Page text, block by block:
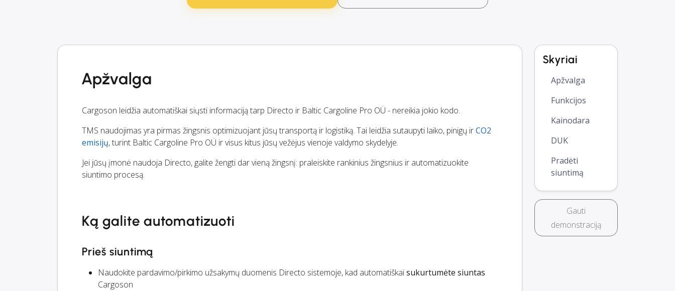
Apžvalga
Cargoson leidžia automatiškai siųsti informaciją tarp Directo ir Baltic Cargoline Pro OÜ - nereikia jokio kodo.
TMS naudojimas yra pirmas žingsnis optimizuojant jūsų transportą ir logistiką. Tai leidžia sutaupyti laiko, pinigų irCO2
emisijų, turint Baltic Cargoline Pro OÜ ir visus kitus jūsų vežėjus vienoje valdymo skydelyje.
Jei jūsų įmonė naudoja Directo, galite žengti dar vieną žingsnį: praleiskite rankinius žingsnius ir automatizuokite
siuntimo procesą.
Ką galite automatizuoti
Prieš siuntimą
Naudokite pardavimo/pirkimo užsakymų duomenis Directo sistemoje, kad automatiškaisukurtumėte siuntas
Cargoson
Skyriai
Apžvalga
Funkcijos
Kainodara
DUK
Pradėti
siuntimą
Gauti
demonstraciją